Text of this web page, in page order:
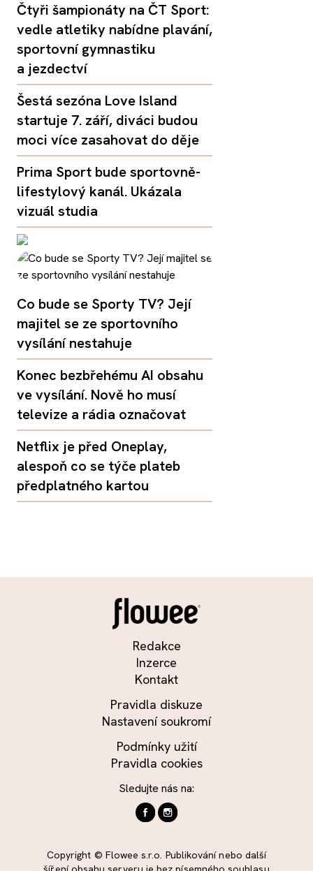
Čtyři šampionáty na ČT Sport:
vedle atletiky nabídne plavání,
sportovní gymnastiku
a jezdectví
Šestá sezóna Love Island
startuje 7. září, diváci budou
moci více zasahovat do děje
Prima Sport bude sportovně-
lifestylový kanál. Ukázala
vizuál studia
Co bude se Sporty TV? Její
majitel se ze sportovního
vysílání nestahuje
Konec bezbřehému AI obsahu
ve vysílání. Nově ho musí
televize a rádia označovat
Netflix je před Oneplay,
alespoň co se týče plateb
předplatného kartou
Redakce
Inzerce
Kontakt
Pravidla diskuze
Nastavení soukromí
Podmínky užití
Pravidla cookies
Sledujte nás na:
Copyright © Flowee s.r.o. Publikování nebo další